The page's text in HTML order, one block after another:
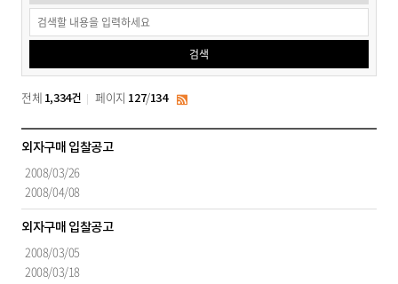
찰
공
고
검
검색
전체 1,334건 페이지 127/134
입
찰
공
고
록
공
외자구매 입찰공고
2008/03/26
2008/04/08
외자구매 입찰공고
2008/03/05
2008/03/18